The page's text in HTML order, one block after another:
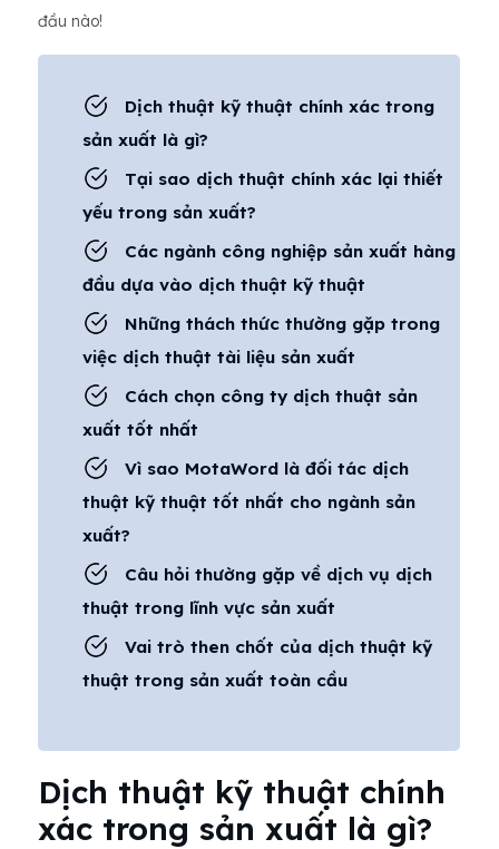
đầu nào!
Dịch thuật kỹ thuật chính xác trong
sản xuất là gì?
Tại sao dịch thuật chính xác lại thiết
yếu trong sản xuất?
Các ngành công nghiệp sản xuất hàng
đầu dựa vào dịch thuật kỹ thuật
Những thách thức thường gặp trong
việc dịch thuật tài liệu sản xuất
Cách chọn công ty dịch thuật sản
xuất tốt nhất
Vì sao MotaWord là đối tác dịch
thuật kỹ thuật tốt nhất cho ngành sản
xuất?
Câu hỏi thường gặp về dịch vụ dịch
thuật trong lĩnh vực sản xuất
Vai trò then chốt của dịch thuật kỹ
thuật trong sản xuất toàn cầu
Dịch thuật kỹ thuật chính
xác trong sản xuất là gì?